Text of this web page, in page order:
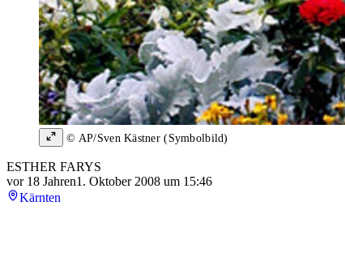
© AP/Sven Kästner (Symbolbild)
ESTHER FARYS
vor 18 Jahren1. Oktober 2008 um 15:46
Kärnten